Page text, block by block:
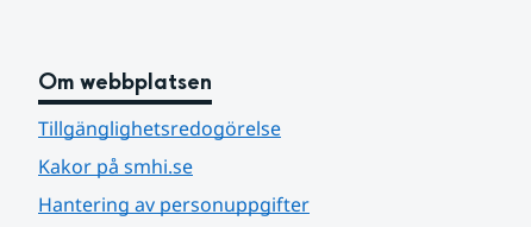
Om webbplatsen
Tillgänglighetsredogörelse
Kakor på smhi.se
Hantering av personuppgifter